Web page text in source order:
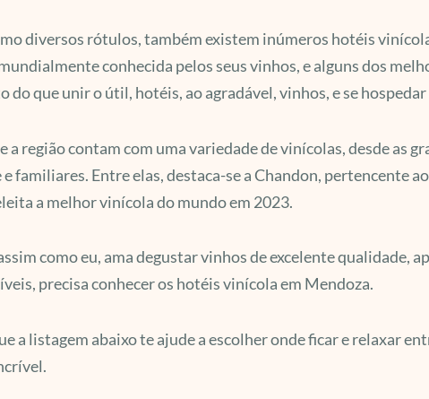
diversos rótulos, também existem inúmeros hotéis
conhecida pelos seus vinhos, e alguns dos
do que unir o útil, hotéis, ao agradável, vinhos, e se
a região contam com uma variedade de vinícolas, desde as
familiares. Entre elas, destaca-se a Chandon, pertencente
a melhor vinícola do mundo em 2023.
como eu, ama degustar vinhos de excelente qualidade,
precisa conhecer os hotéis vinícola em Mendoza.
a listagem abaixo te ajude a escolher onde ficar e relaxar